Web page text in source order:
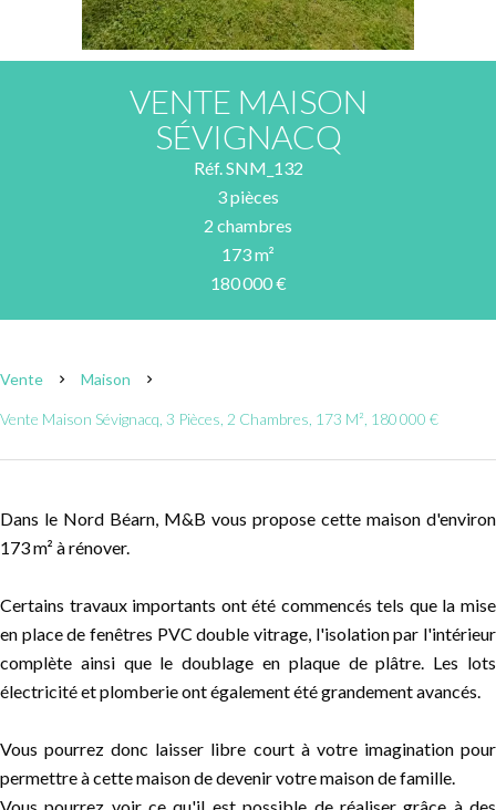
VENTE MAISON
SÉVIGNACQ
Réf. SNM_132
3 pièces
2 chambres
173 m²
180 000 €
Vente Maison
Vente Maison Sévignacq, 3 Pièces, 2 Chambres, 173 M², 180 000 €
Dans le Nord Béarn, M&B vous propose cette maison d'environ
173 m² à rénover.
Certains travaux importants ont été commencés tels que la mise
en place de fenêtres PVC double vitrage, l'isolation par l'intérieur
complète ainsi que le doublage en plaque de plâtre. Les lots
électricité et plomberie ont également été grandement avancés.
Vous pourrez donc laisser libre court à votre imagination pour
permettre à cette maison de devenir votre maison de famille.